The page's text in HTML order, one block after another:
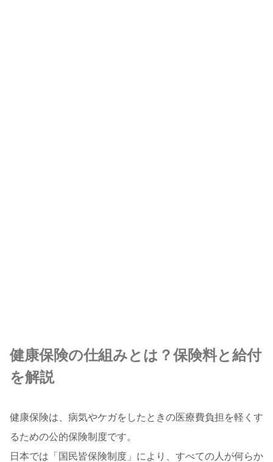
健康保険の仕組みとは？保険料と給付
を解説
健康保険は、病気やケガをしたときの医療費負担を軽くす
るための公的保険制度です。
日本では「国民皆保険制度」により、すべての人が何らか